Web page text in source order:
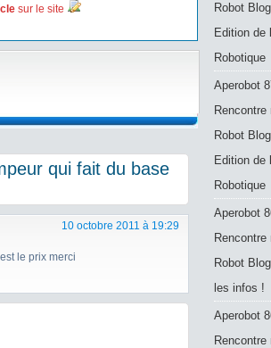
sur le site
qui fait du base
10 octobre 2011 à 19:29
le prix merci
Robot Blog
Edition de
Robotique
Aperobot
Rencontre
Robot Blog
Edition de
Robotique
Aperobot
Rencontre
Robot Blog
les infos !
Aperobot
Rencontre